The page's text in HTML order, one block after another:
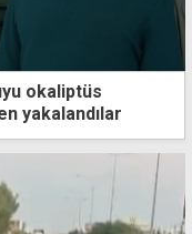
okaliptüs
yakalandılar